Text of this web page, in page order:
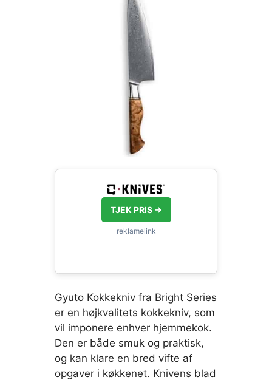
TJEK PRIS →
Gyuto Kokkekniv fra Bright Series
er en højkvalitets kokkekniv, som
vil imponere enhver hjemmekok.
Den er både smuk og praktisk,
og kan klare en bred vifte af
opgaver i køkkenet. Knivens blad